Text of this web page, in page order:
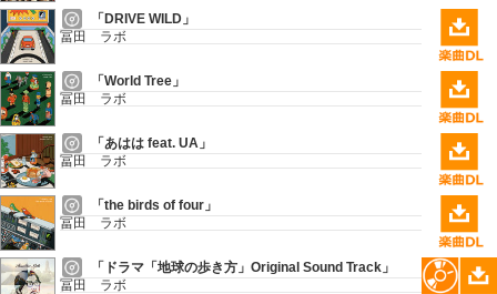
「DRIVE WILD」
冨田 ラボ
「World Tree」
冨田 ラボ
「あはは feat. UA」
冨田 ラボ
「the birds of four」
冨田 ラボ
「ドラマ「地球の歩き方」Original Sound Track」
冨田 ラボ